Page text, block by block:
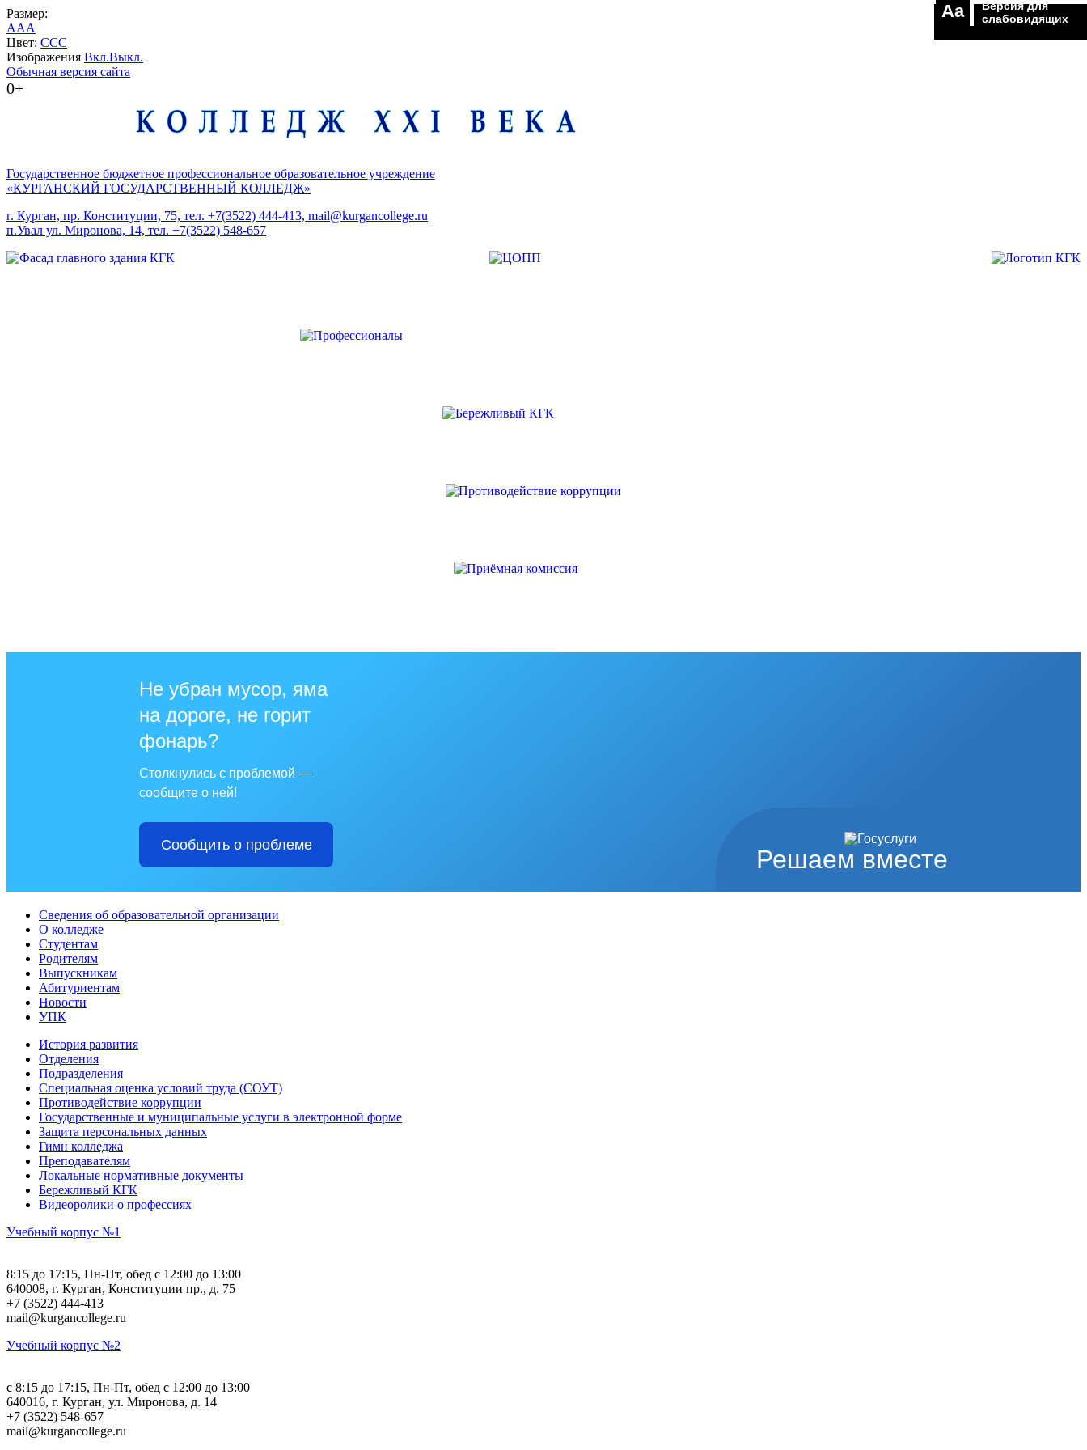
Размер:
AAA
Цвет: CCC
Изображения Вкл.Выкл.
Обычная версия сайта
0+
Aa
Версия для
слабовидящих
Государственное бюджетное профессиональное образовательное учреждение
«КУРГАНСКИЙ ГОСУДАРСТВЕННЫЙ КОЛЛЕДЖ»
г. Курган, пр. Конституции, 75, тел. +7(3522) 444-413, mail@kurgancollege.ru
п.Увал ул. Миронова, 14, тел. +7(3522) 548-657
Решаем вместе
Не убран мусор, яма
на дороге, не горит
фонарь?
Столкнулись с проблемой —
сообщите о ней!
Сообщить о проблеме
Сведения об образовательной организации
О колледже
Студентам
Родителям
Выпускникам
Абитуриентам
Новости
УПК
История развития
Отделения
Подразделения
Специальная оценка условий труда (СОУТ)
Противодействие коррупции
Государственные и муниципальные услуги в электронной форме
Защита персональных данных
Гимн колледжа
Преподавателям
Локальные нормативные документы
Бережливый КГК
Видеоролики о профессиях
Учебный корпус №1
8:15 до 17:15, Пн-Пт, обед с 12:00 до 13:00
640008, г. Курган, Конституции пр., д. 75
+7 (3522) 444-413
mail@kurgancollege.ru
Учебный корпус №2
c 8:15 до 17:15, Пн-Пт, обед с 12:00 до 13:00
640016, г. Курган, ул. Миронова, д. 14
+7 (3522) 548-657
mail@kurgancollege.ru